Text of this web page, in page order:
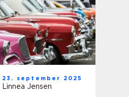
23. september 2025
Linnea Jensen